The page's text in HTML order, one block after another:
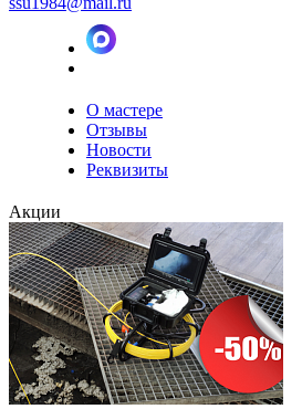
О мастере
Отзывы
Новости
Реквизиты
Акции